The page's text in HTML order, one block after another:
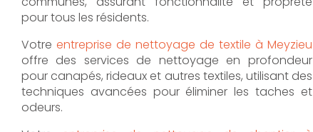
pour tous les résidents.
Votre entreprise de nettoyage de textile à Meyzieu
offre des services de nettoyage en profondeur
pour canapés, rideaux et autres textiles, utilisant des
techniques avancées pour éliminer les taches et
odeurs.